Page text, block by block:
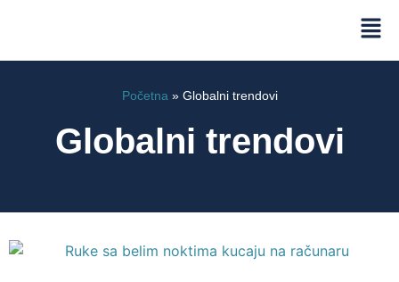
Početna » Globalni trendovi
Globalni trendovi